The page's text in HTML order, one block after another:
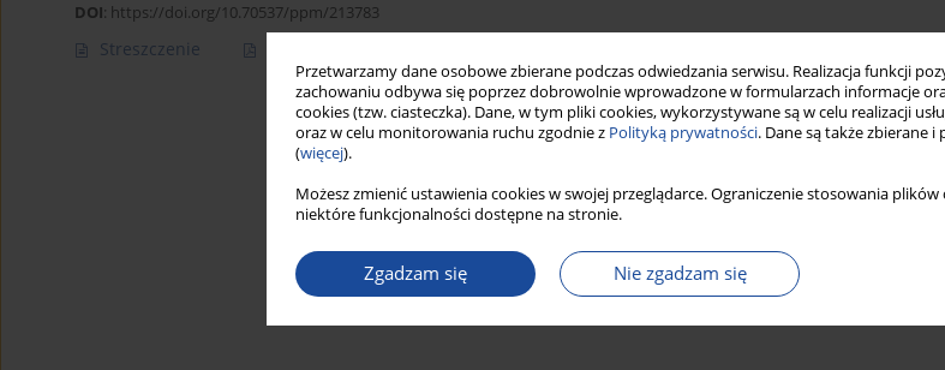
Przetwarzamy dane osobowe zbierane podczas odwiedzania serwisu. Realizacja funkcji
zachowaniu odbywa się poprzez dobrowolnie wprowadzone w formularzach informacje
cookies (tzw. ciasteczka). Dane, w tym pliki cookies, wykorzystywane są w celu realizacji
oraz w celu monitorowania ruchu zgodnie z Polityką prywatności. Dane są także zbierane
(więcej).
Możesz zmienić ustawienia cookies w swojej przeglądarce. Ograniczenie stosowania
niektóre funkcjonalności dostępne na stronie.
Zgadzam się Nie zgadzam się
DOI: https://doi.org/10.70537/ppm/213783
Streszczenie